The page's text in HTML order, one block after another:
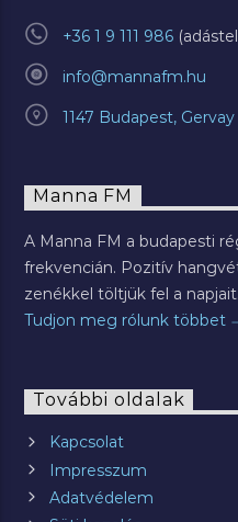
+36 1 9 111 986
info@mannafm.hu
1147 Budapest,
Manna FM
A Manna FM a budapesti
frekvencián. Pozitív
zenékkel töltjük fel a napjait.
Tudjon meg rólunk többet
További oldalak
Kapcsolat
Impresszum
Adatvédelem